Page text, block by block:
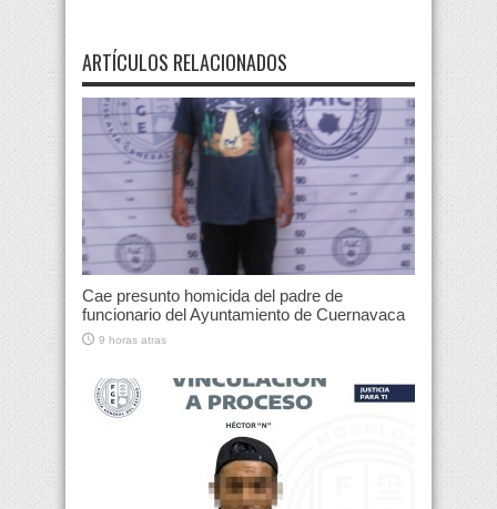
ARTÍCULOS RELACIONADOS
Cae presunto homicida del padre de
funcionario del Ayuntamiento de Cuernavaca
9 horas atras